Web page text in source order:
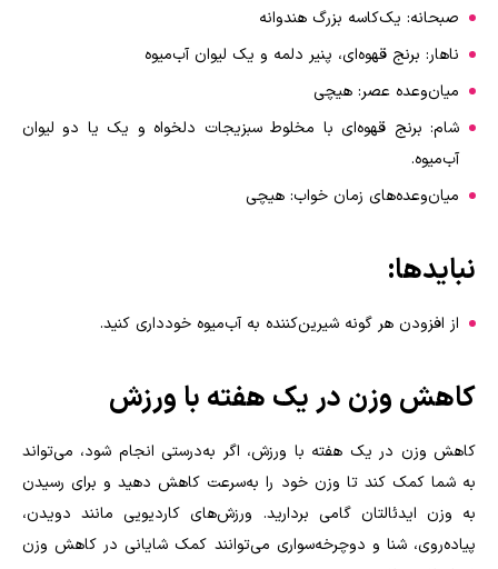
صبحانه: یک‌کاسه بزرگ هندوانه
ناهار: برنج قهوه‌ای، پنیر دلمه و یک لیوان آب‌میوه
میان‌وعده عصر: هیچی
شام: برنج قهوه‌ای با مخلوط سبزیجات دلخواه و یک یا دو لیوان
آب‌میوه.
میان‌وعده‌های زمان خواب: هیچی
نبایدها:
از افزودن هر گونه شیرین‌کننده به آب‌میوه خودداری کنید.
کاهش وزن در یک هفته با ورزش
کاهش وزن در یک هفته با ورزش، اگر به‌درستی انجام شود، می‌تواند
به شما کمک کند تا وزن خود را به‌سرعت کاهش دهید و برای رسیدن
به وزن ایدئالتان گامی بردارید. ورزش‌های کاردیویی مانند دویدن،
پیاده‌روی، شنا و دوچرخه‌سواری می‌توانند کمک شایانی در کاهش وزن